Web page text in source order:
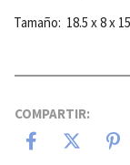
Tamaño: 18.5 x 8 x
COMPARTIR: